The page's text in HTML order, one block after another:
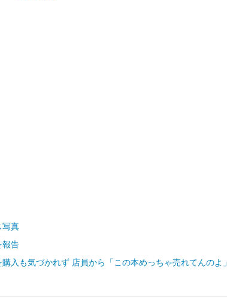
写真
報告
入も気づかれず 店員から「この本めっちゃ売れてんのよ」